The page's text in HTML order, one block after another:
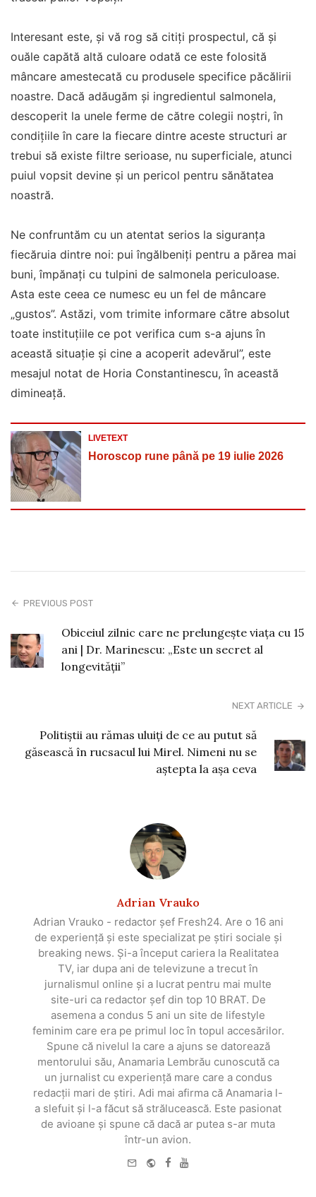
Interesant este, și vă rog să citiți prospectul, că și
ouăle capătă altă culoare odată ce este folosită
mâncare amestecată cu produsele specifice păcălirii
noastre. Dacă adăugăm și ingredientul salmonela,
descoperit la unele ferme de către colegii noștri, în
condițiile în care la fiecare dintre aceste structuri ar
trebui să existe filtre serioase, nu superficiale, atunci
puiul vopsit devine și un pericol pentru sănătatea
noastră.
Ne confruntăm cu un atentat serios la siguranța
fiecăruia dintre noi: pui îngălbeniți pentru a părea mai
buni, împănați cu tulpini de salmonela periculoase.
Asta este ceea ce numesc eu un fel de mâncare
„gustos”. Astăzi, vom trimite informare către absolut
toate instituțiile ce pot verifica cum s-a ajuns în
această situație și cine a acoperit adevărul”, este
mesajul notat de Horia Constantinescu, în această
dimineață.
LIVETEXT
Horoscop rune până pe 19 iulie 2026
PREVIOUS POST
Obiceiul zilnic care ne prelungeşte viaţa cu 15
ani | Dr. Marinescu: „Este un secret al
longevităţii”
NEXT ARTICLE
Politiștii au rămas uluiți de ce au putut să
găsească în rucsacul lui Mirel. Nimeni nu se
aștepta la așa ceva
Adrian Vrauko
Adrian Vrauko - redactor șef Fresh24. Are o 16 ani
de experiență și este specializat pe știri sociale și
breaking news. Și-a început cariera la Realitatea
TV, iar dupa ani de televizune a trecut în
jurnalismul online și a lucrat pentru mai multe
site-uri ca redactor șef din top 10 BRAT. De
asemena a condus 5 ani un site de lifestyle
feminim care era pe primul loc în topul accesărilor.
Spune că nivelul la care a ajuns se datorează
mentorului său, Anamaria Lembrău cunoscută ca
un jurnalist cu experiență mare care a condus
redacții mari de știri. Adi mai afirma că Anamaria l-
a slefuit și l-a făcut să strălucească. Este pasionat
de avioane și spune că dacă ar putea s-ar muta
într-un avion.
e-
WebsiteFacebook